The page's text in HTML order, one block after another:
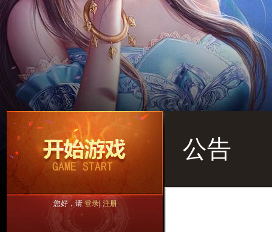
您好，请登录|注册
公告